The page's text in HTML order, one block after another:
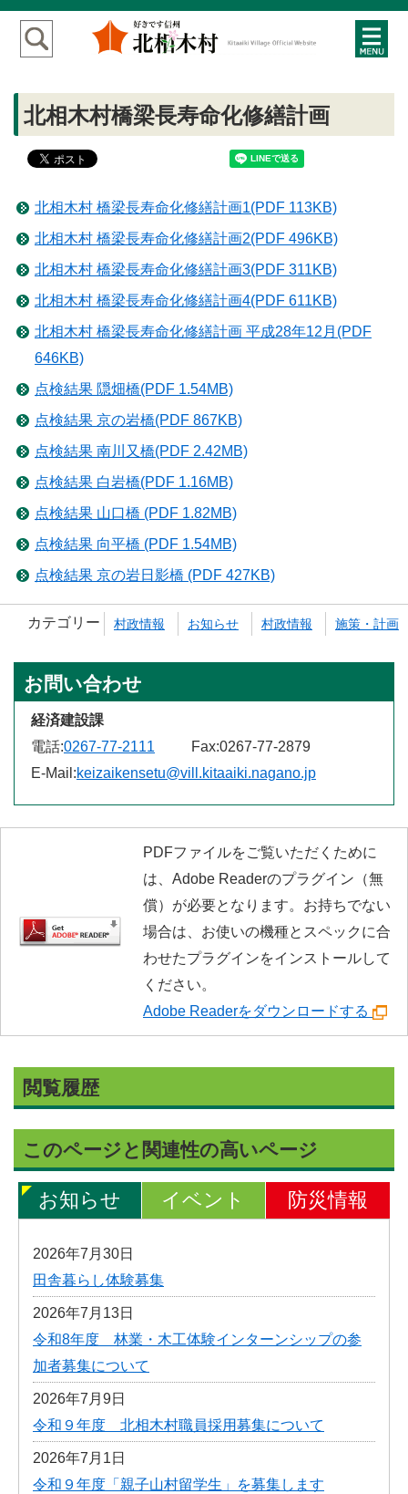
北相木村橋梁長寿命化修繕計画
北相木村 橋梁長寿命化修繕計画1(PDF 113KB)
北相木村 橋梁長寿命化修繕計画2(PDF 496KB)
北相木村 橋梁長寿命化修繕計画3(PDF 311KB)
北相木村 橋梁長寿命化修繕計画4(PDF 611KB)
北相木村 橋梁長寿命化修繕計画 平成28年12月(PDF
646KB)
点検結果 隠畑橋(PDF 1.54MB)
点検結果 京の岩橋(PDF 867KB)
点検結果 南川又橋(PDF 2.42MB)
点検結果 白岩橋(PDF 1.16MB)
点検結果 山口橋 (PDF 1.82MB)
点検結果 向平橋 (PDF 1.54MB)
点検結果 京の岩日影橋 (PDF 427KB)
カテゴリー 村政情報 お知らせ 村政情報 施策・計画
お問い合わせ
経済建設課
電話:0267-77-2111 Fax:0267-77-2879
E-Mail:keizaikensetu@vill.kitaaiki.nagano.jp
PDFファイルをご覧いただくために
は、Adobe Readerのプラグイン（無
償）が必要となります。お持ちでない
場合は、お使いの機種とスペックに合
わせたプラグインをインストールして
ください。
Adobe Readerをダウンロードする
閲覧履歴
このページと関連性の高いページ
お知らせ イベント 防災情報
2026年7月30日
田舎暮らし体験募集
2026年7月13日
令和8年度 林業・木工体験インターンシップの参
加者募集について
2026年7月9日
令和９年度 北相木村職員採用募集について
2026年7月1日
令和９年度「親子山村留学生」を募集します